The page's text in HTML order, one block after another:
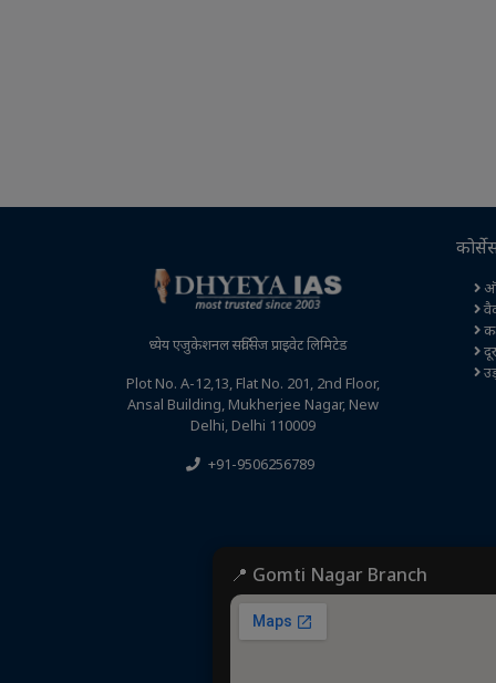
ध्येय एजुकेशनल सर्विसेज प्राइवेट लिमिटेड
Plot No. A-12,13, Flat No. 201, 2nd Floor,
Ansal Building, Mukherjee Nagar, New
Delhi, Delhi 110009
+91-9506256789
📍 Gomti Nagar Branch